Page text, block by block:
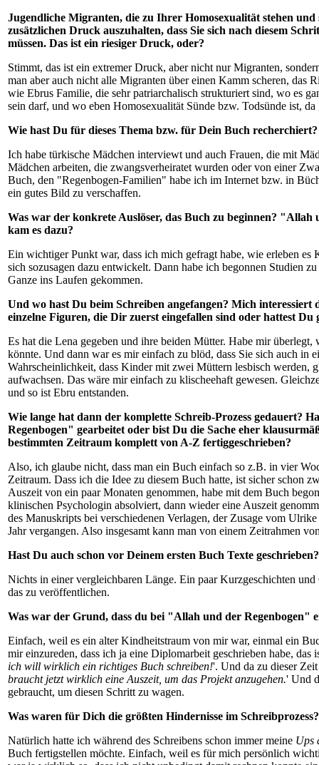
Jugendliche Migranten, die zu Ihrer Homosexualität stehen
zusätzlichen Druck auszuhalten, dass Sie sich nach diesem
müssen. Das ist ein riesiger Druck, oder?
Stimmt, das ist ein extremer Druck, aber nicht nur Migranten,
man aber auch nicht alle Migranten über einen Kamm scheren,
wie Ebrus Familie, die sehr patriarchalisch strukturiert sind, wo es
sein darf, und wo eben Homosexualität Sünde bzw. Todsünde ist,
Wie hast Du für dieses Thema bzw. für Dein Buch recherchiert?
Ich habe türkische Mädchen interviewt und auch Frauen, die mit
Mädchen arbeiten, die zwangsverheiratet wurden oder von einer
Buch, den "Regenbogen-Familien" habe ich im Internet bzw. in
ein gutes Bild zu verschaffen.
Was war der konkrete Auslöser, das Buch zu beginnen?
kam es dazu?
Ein wichtiger Punkt war, dass ich mich gefragt habe, wie erleben
sich sozusagen dazu entwickelt. Dann habe ich begonnen Studien
Ganze ins Laufen gekommen.
Und wo hast Du beim Schreiben angefangen? Mich
einzelne Figuren, die Dir zuerst eingefallen sind oder hattest Du
Es hat die Lena gegeben und ihre beiden Mütter. Habe mir
könnte. Und dann war es mir einfach zu blöd, dass Sie sich auch in
Wahrscheinlichkeit, dass Kinder mit zwei Müttern lesbisch
aufwachsen. Das wäre mir einfach zu klischeehaft gewesen.
und so ist Ebru entstanden.
Wie lange hat dann der komplette Schreib-Prozess gedauert?
Regenbogen" gearbeitet oder bist Du die Sache eher
bestimmten Zeitraum komplett von A-Z fertiggeschrieben?
Also, ich glaube nicht, dass man ein Buch einfach so z.B. in vier
Zeitraum. Dass ich die Idee zu diesem Buch hatte, ist sicher schon
Auszeit von ein paar Monaten genommen, habe mit dem Buch
klinischen Psychologin absolviert, dann wieder eine Auszeit
des Manuskripts bei verschiedenen Verlagen, der Zusage vom
Jahr vergangen. Also insgesamt kann man von einem Zeitrahmen
Hast Du auch schon vor Deinem ersten Buch Texte geschrieben?
Nichts in einer vergleichbaren Länge. Ein paar Kurzgeschichten
das zu veröffentlichen.
Was war der Grund, dass du bei "Allah und der Regenbogen"
Einfach, weil es ein alter Kindheitstraum von mir war, einmal ein
mir einzureden, dass ich ja eine Diplomarbeit geschrieben habe,
ich will wirklich ein richtiges Buch schreiben!'. Und da zu dieser
braucht jetzt wirklich eine Auszeit, um das Projekt anzugehen.' Und
gebraucht, um diesen Schritt zu wagen.
Was waren für Dich die größten Hindernisse im Schreibprozess?
Natürlich hatte ich während des Schreibens schon immer meine Ups
Buch fertigstellen möchte. Einfach, weil es für mich persönlich